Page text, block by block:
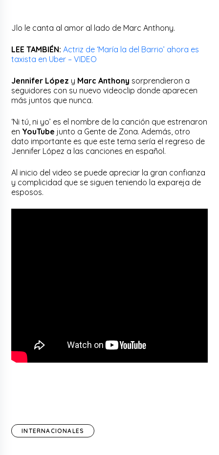
Jlo le canta al amor al lado de Marc Anthony.
LEE TAMBIÉN: Actriz de ‘María la del Barrio’ ahora es
taxista en Uber – VIDEO
Jennifer López y Marc Anthony sorprendieron a
seguidores con su nuevo videoclip donde aparecen
más juntos que nunca.
‘Ni tú, ni yo’ es el nombre de la canción que estrenaron
en YouTube junto a Gente de Zona. Además, otro
dato importante es que este tema sería el regreso de
Jennifer López a las canciones en español.
Al inicio del video se puede apreciar la gran confianza
y complicidad que se siguen teniendo la expareja de
esposos.
INTERNACIONALES